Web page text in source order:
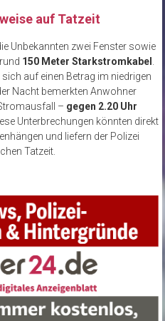
auf Tatzeit
Unbekannten zwei Fenster sowie
150 Meter Starkstromkabel
auf einen Betrag im niedrigen
Nacht bemerkten Anwohner
– gegen 2.20 Uhr
Unterbrechungen könnten direkt
und liefern der Polizei
Tatzeit.